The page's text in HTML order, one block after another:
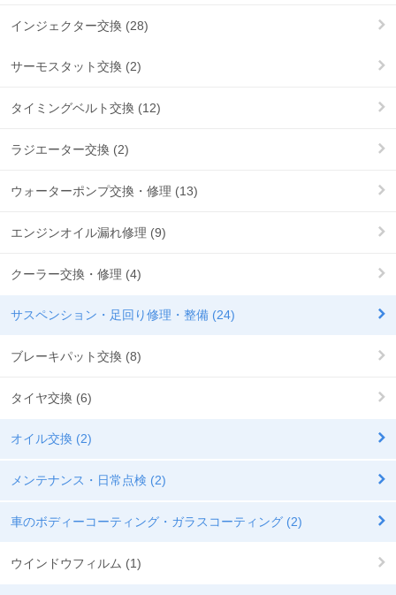
インジェクター交換 (28)
サーモスタット交換 (2)
タイミングベルト交換 (12)
ラジエーター交換 (2)
ウォーターポンプ交換・修理 (13)
エンジンオイル漏れ修理 (9)
クーラー交換・修理 (4)
サスペンション・足回り修理・整備 (24)
ブレーキパット交換 (8)
タイヤ交換 (6)
オイル交換 (2)
メンテナンス・日常点検 (2)
車のボディーコーティング・ガラスコーティング (2)
ウインドウフィルム (1)